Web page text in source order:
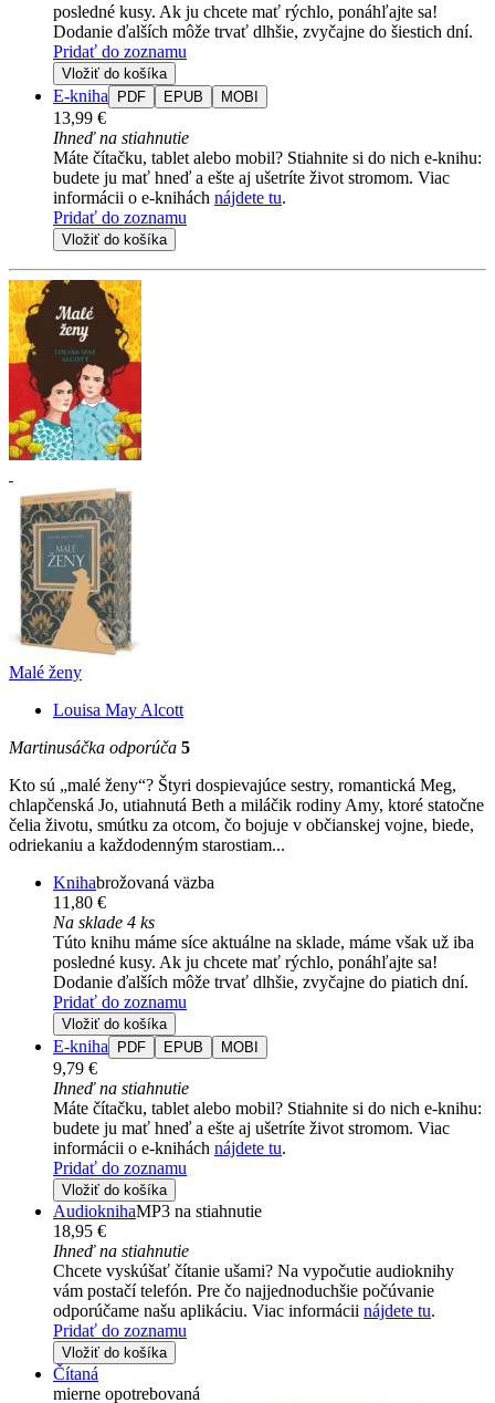
posledné kusy. Ak ju chcete mať rýchlo, ponáhľajte sa!
Dodanie ďalších môže trvať dlhšie, zvyčajne do šiestich dní.
Pridať do zoznamu
Vložiť do košíka
E-kniha PDF EPUB MOBI
13,99 €
Ihneď na stiahnutie
Máte čítačku, tablet alebo mobil? Stiahnite si do nich e-knihu:
budete ju mať hneď a ešte aj ušetríte život stromom. Viac
informácii o e-knihách nájdete tu.
Pridať do zoznamu
Vložiť do košíka
Malé ženy
Louisa May Alcott
Martinusáčka odporúča 5
Kto sú „malé ženy“? Štyri dospievajúce sestry, romantická Meg,
chlapčenská Jo, utiahnutá Beth a miláčik rodiny Amy, ktoré statočne
čelia životu, smútku za otcom, čo bojuje v občianskej vojne, biede,
odriekaniu a každodenným starostiam...
Knihabrožovaná väzba
11,80 €
Na sklade 4 ks
Túto knihu máme síce aktuálne na sklade, máme však už iba
posledné kusy. Ak ju chcete mať rýchlo, ponáhľajte sa!
Dodanie ďalších môže trvať dlhšie, zvyčajne do piatich dní.
Pridať do zoznamu
Vložiť do košíka
E-kniha PDF EPUB MOBI
9,79 €
Ihneď na stiahnutie
Máte čítačku, tablet alebo mobil? Stiahnite si do nich e-knihu:
budete ju mať hneď a ešte aj ušetríte život stromom. Viac
informácii o e-knihách nájdete tu.
Pridať do zoznamu
Vložiť do košíka
AudioknihaMP3 na stiahnutie
18,95 €
Ihneď na stiahnutie
Chcete vyskúšať čítanie ušami? Na vypočutie audioknihy
vám postačí telefón. Pre čo najjednoduchšie počúvanie
odporúčame našu aplikáciu. Viac informácii nájdete tu.
Pridať do zoznamu
Vložiť do košíka
Čítaná
mierne opotrebovaná